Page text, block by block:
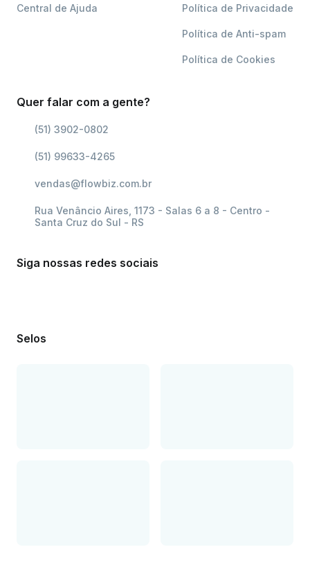
Central de Ajuda Política de Privacidade
Política de Anti-spam
Política de Cookies
Quer falar com a gente?
(51) 3902-0802
(51) 99633-4265
vendas@flowbiz.com.br
Rua Venâncio Aires, 1173 - Salas 6 a 8 - Centro -
Santa Cruz do Sul - RS
Siga nossas redes sociais
Selos